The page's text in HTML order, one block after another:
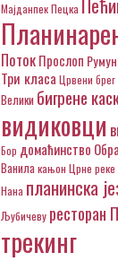
МајданпекПецка
ПотокПрослоп
Три класа Црвени брег
Велики бигрене
видиковци
Бор домаћинство
Ванила кањон Црне реке
Нана планинска
Љубичеву ресторан
трекинг